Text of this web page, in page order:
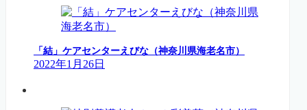
「結」ケアセンターえびな（神奈川県海老名市）
2022年1月26日